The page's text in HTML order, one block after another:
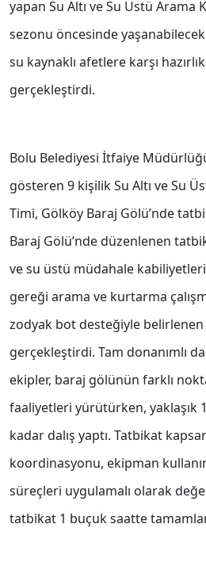
yapan Su Altı ve Su Üstü Arama
sezonu öncesinde
su kaynaklı afetlere karşı
gerçekleştirdi.
Bolu Belediyesi İtfaiye
gösteren 9 kişilik Su Altı ve Su
Timi, Gölköy Baraj Gölü’nde
Baraj Gölü’nde düzenlenen
ve su üstü müdahale
gereği arama ve kurtarma
zodyak bot desteğiyle
gerçekleştirdi. Tam donanımlı
ekipler, baraj gölünün farklı
faaliyetleri yürütürken, yaklaşık
kadar dalış yaptı. Tatbikat
koordinasyonu, ekipman
süreçleri uygulamalı olarak
tatbikat 1 buçuk saatte